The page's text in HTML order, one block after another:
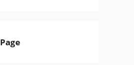
Page